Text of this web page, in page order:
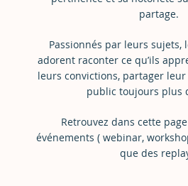
partage.
Passionnés par leurs sujets,
adorent raconter ce qu’ils
leurs convictions, partager
public toujours plus
Retrouvez dans cette
événements ( webinar,
que des